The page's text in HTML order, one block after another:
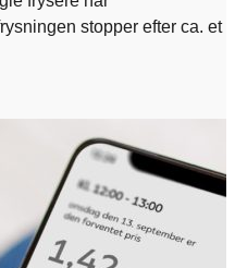
stopper efter ca. et